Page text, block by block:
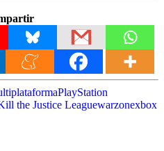
PlayStation
the Justice Leaguewarzonexbox